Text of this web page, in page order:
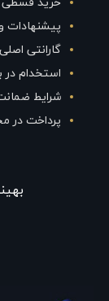
پیشنهادات
گارانتی
استخدام در
شرایط
پرداخت در